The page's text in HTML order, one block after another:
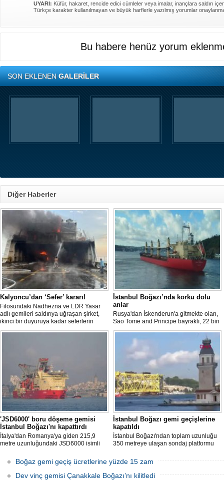
UYARI: Küfür, hakaret, rencide edici cümleler veya imalar, inançlara saldırı
Türkçe karakter kullanılmayan ve büyük harflerle yazılmış yorumlar
Bu habere henüz yorum
SON EKLENENGALERİLER
Diğer Haberler
Kalyoncu’dan ‘Sefer’ kararı!
Filosundaki Nadhezna ve LDR Yasar
adlı gemileri saldırıya uğraşan şirket,
ikinci bir duyuruya kadar seferlerin
durdurulduğunu açıkladı.
İstanbul Boğazı’nda korku dolu
anlar
Rusya'dan İskenderun'a gitmekte olan,
Sao Tome and Principe bayraklı, 22 bin
ton demir cevheri yüklü ve 154 metre
uzunluğundaki 'HACI HÜSEYİN' isimli
kargo gemisi, İstanbul Boğazı Kanlıca
önlerinde makine arızası yaşadı.
'JSD6000' boru döşeme gemisi
İstanbul Boğazı'nı kapattırdı
İtalya'dan Romanya'ya giden 215,9
metre uzunluğundaki JSD6000 isimli
Boğazı'ndan geçişi nedeniyle gemi
trafiği çift yönlü olarak kapatıldı.
İstanbul Boğazı gemi geçişlerine
kapatıldı
İstanbul Boğazı'ndan toplam uzunluğu
350 metreye ulaşan sondaj platformu
Boğaz geçici olarak çift yönlü trafiğe
kapatıldı
Boğaz gemi geçiş ücretlerine yüzde 15 zam
Dev vinç gemisi Çanakkale Boğazı’nı kilitledi